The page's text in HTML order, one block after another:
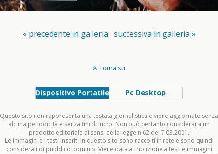
« precedente in galleria successiva in galleria »
Torna su
Dispositivo Portatile Pc Desktop
Questo sito non rappresenta una testata giornalistica e viene aggiornato senza
alcuna periodicità e senza fini di lucro. Non può pertanto considerarsi un
prodotto editoriale ai sensi della legge n.62 del 7.03.2001.
Le immagini e i testi inseriti in questo sito sono raccolti in rete e sono quindi
considerati di pubblico dominio. Viene data attribuzione a testi e immagini